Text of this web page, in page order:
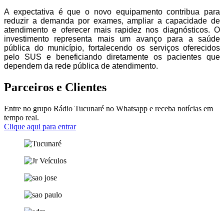
A expectativa é que o novo equipamento contribua para
reduzir a demanda por exames, ampliar a capacidade de
atendimento e oferecer mais rapidez nos diagnósticos. O
investimento representa mais um avanço para a saúde
pública do município, fortalecendo os serviços oferecidos
pelo SUS e beneficiando diretamente os pacientes que
dependem da rede pública de atendimento.
Parceiros e Clientes
Entre no grupo Rádio Tucunaré no Whatsapp e receba notícias em
tempo real.
Clique aqui para entrar